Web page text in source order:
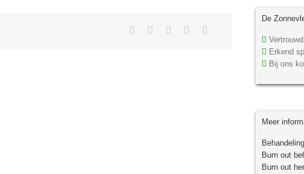
De
Erkend
Bij ons
Meer
Burn out
Burn out